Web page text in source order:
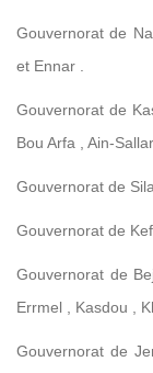
Gouvernorat de
et Ennar .
Gouvernorat de
Bou Arfa , Ain-
Gouvernorat de
Gouvernorat de
Gouvernorat de
Errmel , Kasdou ,
Gouvernorat de